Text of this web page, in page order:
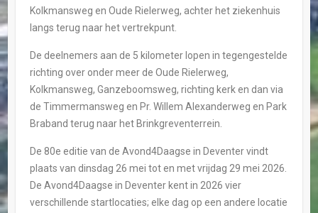
Kolkmansweg en Oude Rielerweg, achter het ziekenhuis
langs terug naar het vertrekpunt.
De deelnemers aan de 5 kilometer lopen in tegengestelde
richting over onder meer de Oude Rielerweg,
Kolkmansweg, Ganzeboomsweg, richting kerk en dan via
de Timmermansweg en Pr. Willem Alexanderweg en Park
Braband terug naar het Brinkgreventerrein.
De 80e editie van de Avond4Daagse in Deventer vindt
plaats van dinsdag 26 mei tot en met vrijdag 29 mei 2026.
De Avond4Daagse in Deventer kent in 2026 vier
verschillende startlocaties; elke dag op een andere locatie